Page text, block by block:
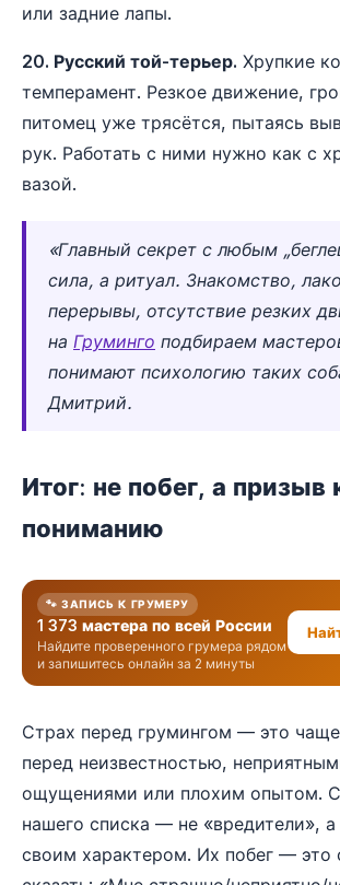
или задние лапы.
20. Русский той-терьер. Хрупкие
темперамент. Резкое движение,
питомец уже трясётся, пытаясь
рук. Работать с ними нужно как с
вазой.
«Главный секрет с любым
сила, а ритуал. Знакомство,
перерывы, отсутствие резких
на Груминго подбираем
понимают психологию таких
Дмитрий.
Итог: не побег, а призыв
пониманию
🐾 ЗАПИСЬ К ГРУМЕРУ
1 373 мастера по всей России
Найдите проверенного грумера рядом
и запишитесь онлайн за 2 минуты
Страх перед грумингом — это чаще
перед неизвестностью,
ощущениями или плохим опытом.
нашего списка — не «вредители»,
своим характером. Их побег — это